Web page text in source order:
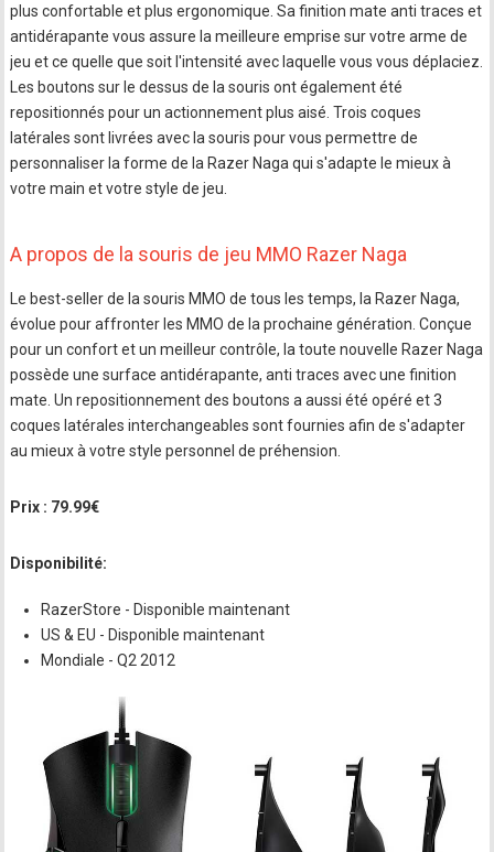
plus confortable et plus ergonomique. Sa finition mate anti traces et
antidérapante vous assure la meilleure emprise sur votre arme de
jeu et ce quelle que soit l'intensité avec laquelle vous vous déplaciez.
Les boutons sur le dessus de la souris ont également été
repositionnés pour un actionnement plus aisé. Trois coques
latérales sont livrées avec la souris pour vous permettre de
personnaliser la forme de la Razer Naga qui s'adapte le mieux à
votre main et votre style de jeu.
A propos de la souris de jeu MMO Razer Naga
Le best-seller de la souris MMO de tous les temps, la Razer Naga,
évolue pour affronter les MMO de la prochaine génération. Conçue
pour un confort et un meilleur contrôle, la toute nouvelle Razer Naga
possède une surface antidérapante, anti traces avec une finition
mate. Un repositionnement des boutons a aussi été opéré et 3
coques latérales interchangeables sont fournies afin de s'adapter
au mieux à votre style personnel de préhension.
Prix : 79.99€
Disponibilité:
RazerStore - Disponible maintenant
US & EU - Disponible maintenant
Mondiale - Q2 2012